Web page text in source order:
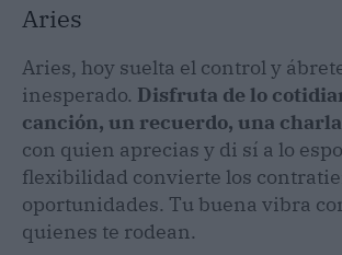
Aries
Aries, hoy suelta el control y
inesperado. Disfruta de lo
canción, un recuerdo, una charla
con quien aprecias y di sí a lo
flexibilidad convierte los
oportunidades. Tu buena vibra
quienes te rodean.